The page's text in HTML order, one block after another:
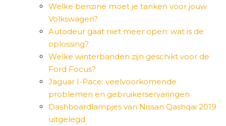
Welke benzine moet je tanken voor jouw
Volkswagen?
Autodeur gaat niet meer open: wat is de
oplossing?
Welke winterbanden zijn geschikt voor de
Ford Focus?
Jaguar I-Pace: veelvoorkomende
problemen en gebruikerservaringen
Dashboardlampjes van Nissan Qashqai 2019
uitgelegd